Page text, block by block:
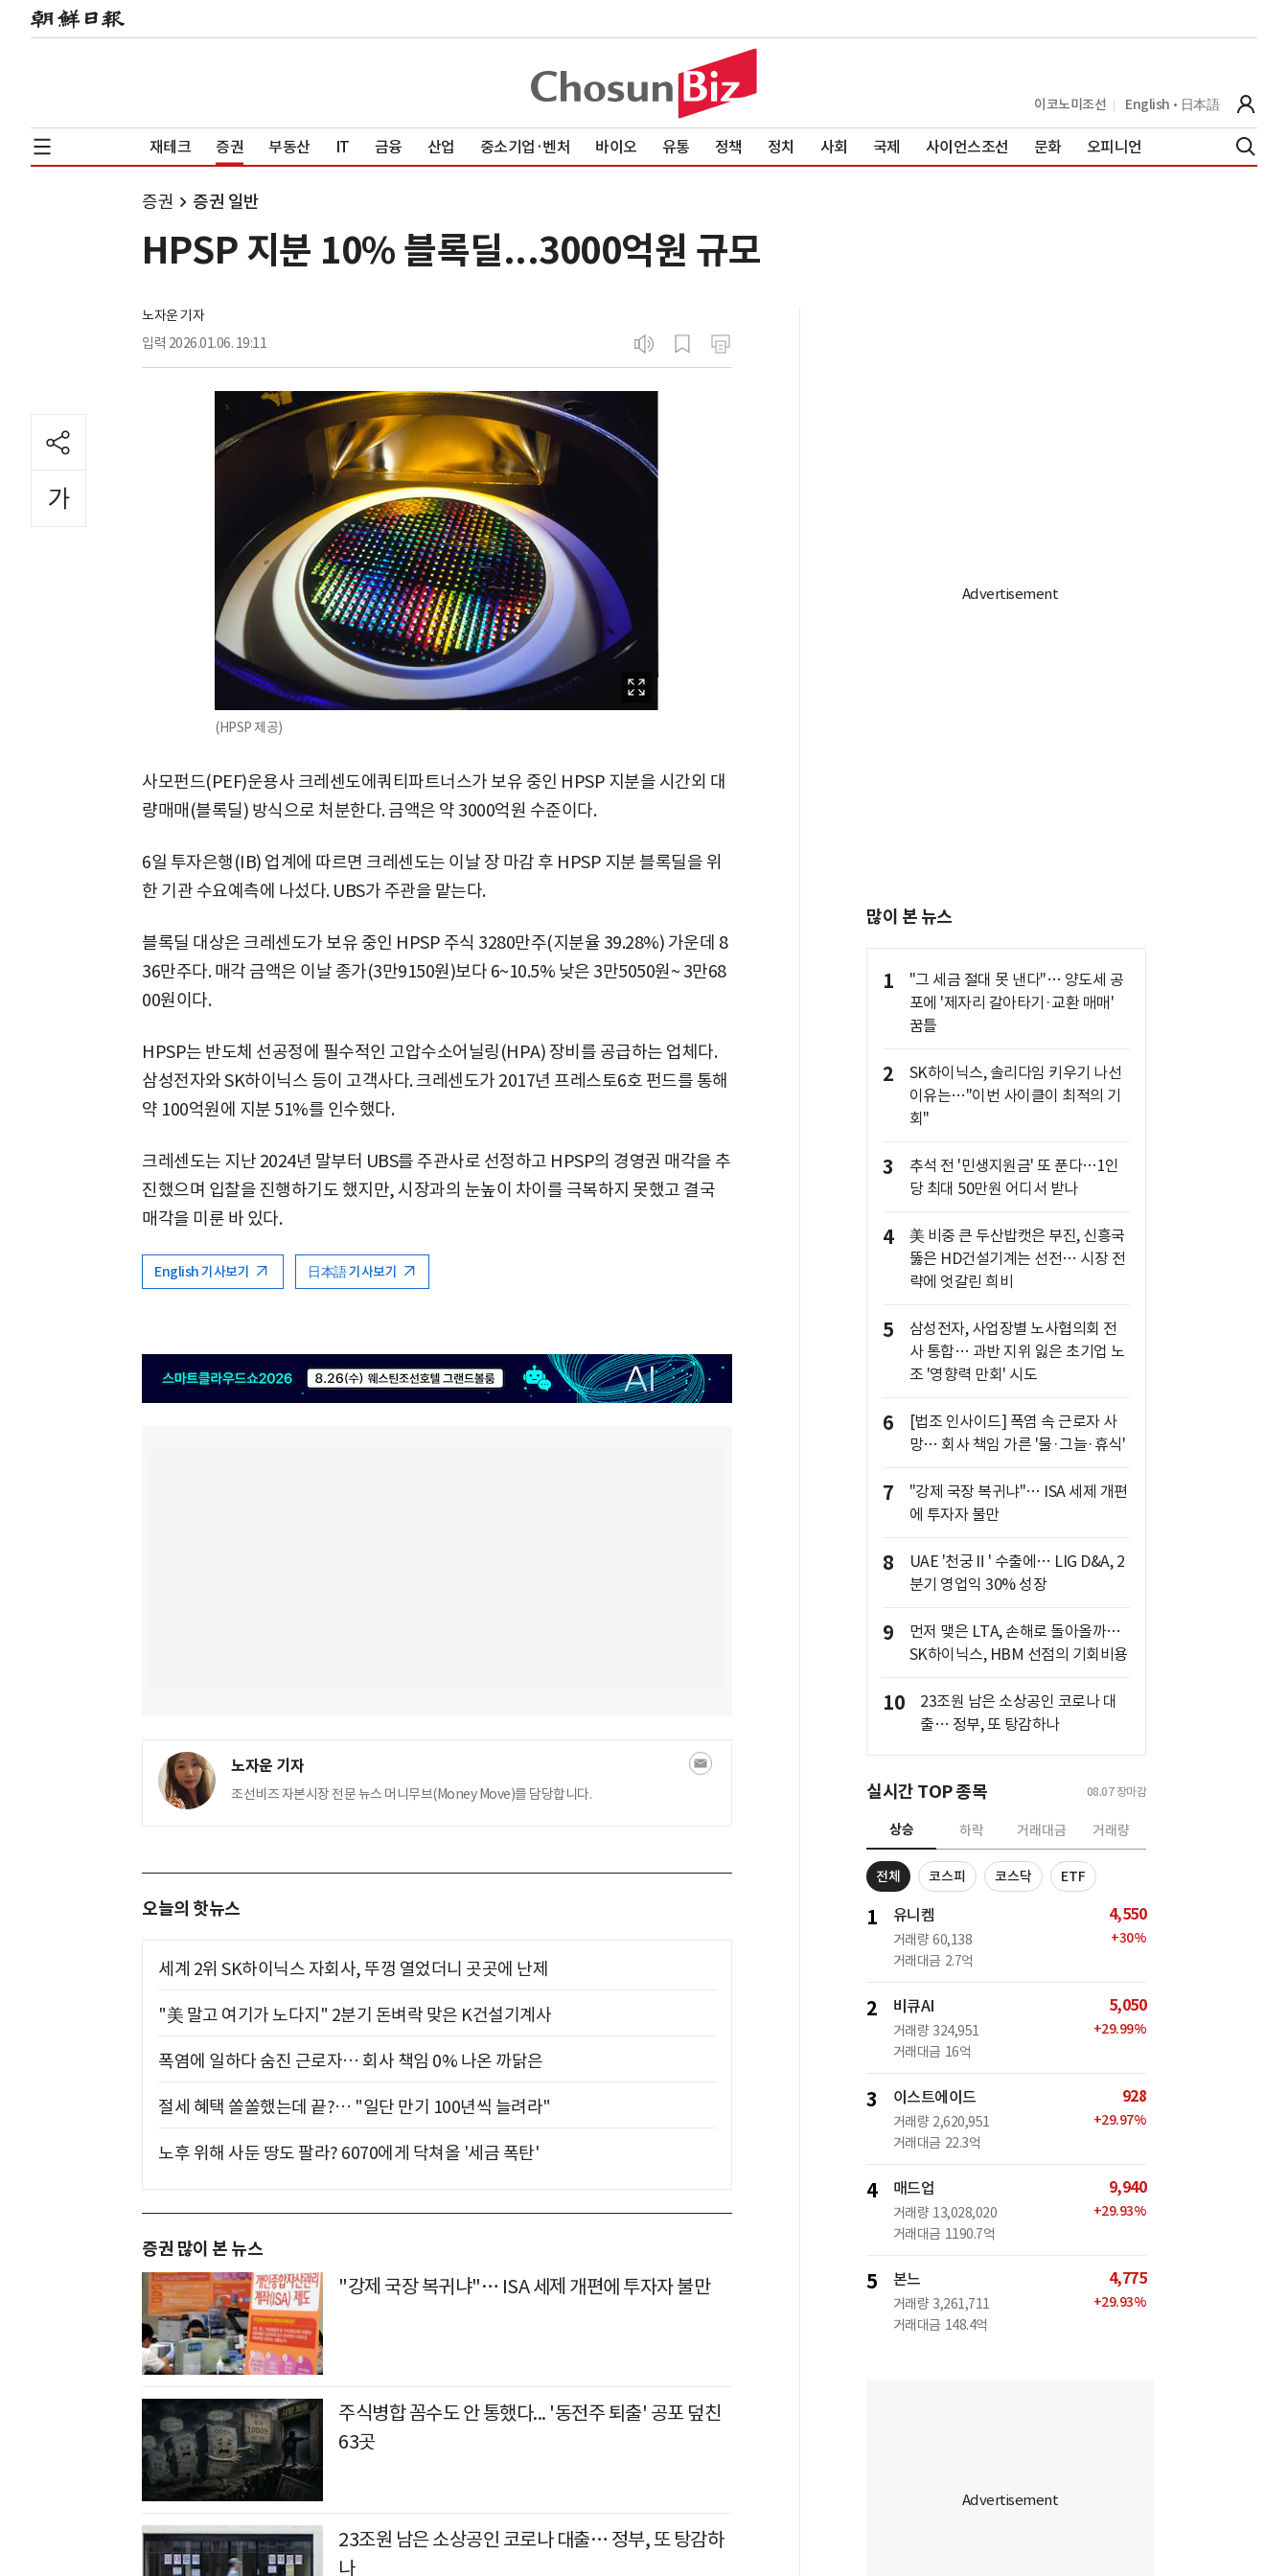
이코노미조선 English 日本語
재테크 증권 부동산 IT 금융 산업 중소기업·벤처 바이오 유통 정책 정치 사회 국제 사이언스조선 문화 오피니언
증권 증권 일반
HPSP 지분 10% 블록딜...3000억원 규모
노자운 기자
입력 2026.01.06. 19:11
(HPSP 제공)
사모펀드(PEF)운용사 크레센도에쿼티파트너스가 보유 중인 HPSP 지분을 시간외 대
량매매(블록딜) 방식으로 처분한다. 금액은 약 3000억원 수준이다.
6일 투자은행(IB) 업계에 따르면 크레센도는 이날 장 마감 후 HPSP 지분 블록딜을 위
한 기관 수요예측에 나섰다. UBS가 주관을 맡는다.
블록딜 대상은 크레센도가 보유 중인 HPSP 주식 3280만주(지분율 39.28%) 가운데 8
36만주다. 매각 금액은 이날 종가(3만9150원)보다 6~10.5% 낮은 3만5050원~ 3만68
00원이다.
HPSP는 반도체 선공정에 필수적인 고압수소어닐링(HPA) 장비를 공급하는 업체다.
삼성전자와 SK하이닉스 등이 고객사다. 크레센도가 2017년 프레스토6호 펀드를 통해
약 100억원에 지분 51%를 인수했다.
크레센도는 지난 2024년 말부터 UBS를 주관사로 선정하고 HPSP의 경영권 매각을 추
진했으며 입찰을 진행하기도 했지만, 시장과의 눈높이 차이를 극복하지 못했고 결국
매각을 미룬 바 있다.
English 기사보기 日本語 기사보기
노자운 기자
조선비즈 자본시장 전문 뉴스 머니무브(Money Move)를 담당합니다.
오늘의 핫뉴스
세계 2위 SK하이닉스 자회사, 뚜껑 열었더니 곳곳에 난제
"美 말고 여기가 노다지" 2분기 돈벼락 맞은 K건설기계사
폭염에 일하다 숨진 근로자… 회사 책임 0% 나온 까닭은
절세 혜택 쏠쏠했는데 끝?… "일단 만기 100년씩 늘려라"
노후 위해 사둔 땅도 팔라? 6070에게 닥쳐올 '세금 폭탄'
증권 많이 본 뉴스
"강제 국장 복귀냐"… ISA 세제 개편에 투자자 불만
주식병합 꼼수도 안 통했다... '동전주 퇴출' 공포 덮친
63곳
23조원 남은 소상공인 코로나 대출… 정부, 또 탕감하
나
많이 본 뉴스
1
"그 세금 절대 못 낸다"… 양도세 공
포에 '제자리 갈아타기·교환 매매'
꿈틀
2
SK하이닉스, 솔리다임 키우기 나선
이유는…"이번 사이클이 최적의 기
회"
3
추석 전 '민생지원금' 또 푼다…1인
당 최대 50만원 어디서 받나
4
美 비중 큰 두산밥캣은 부진, 신흥국
뚫은 HD건설기계는 선전… 시장 전
략에 엇갈린 희비
5
삼성전자, 사업장별 노사협의회 전
사 통합… 과반 지위 잃은 초기업 노
조 '영향력 만회' 시도
6
[법조 인사이드] 폭염 속 근로자 사
망… 회사 책임 가른 '물·그늘·휴식'
7
"강제 국장 복귀냐"… ISA 세제 개편
에 투자자 불만
8
UAE '천궁Ⅱ' 수출에… LIG D&A, 2
분기 영업익 30% 성장
9
먼저 맺은 LTA, 손해로 돌아올까…
SK하이닉스, HBM 선점의 기회비용
10
23조원 남은 소상공인 코로나 대
출… 정부, 또 탕감하나
실시간 TOP 종목 08.07 장마감
상승 하락 거래대금 거래량
전체 코스피 코스닥 ETF
1 유니켐
거래량 60,138
거래대금 2.7억
4,550
+30%
2 비큐AI
거래량 324,951
거래대금 16억
5,050
+29.99%
3 이스트에이드
거래량 2,620,951
거래대금 22.3억
928
+29.97%
4 매드업
거래량 13,028,020
거래대금 1190.7억
9,940
+29.93%
5 본느
거래량 3,261,711
거래대금 148.4억
4,775
+29.93%